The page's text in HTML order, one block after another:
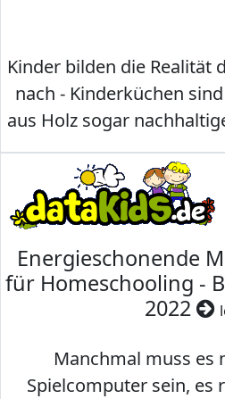
Kinder bilden die Realität
nach - Kinderküchen
aus Holz sogar
Energieschonende
für Homeschooling -
2022
Manchmal muss es
Spielcomputer sein, es